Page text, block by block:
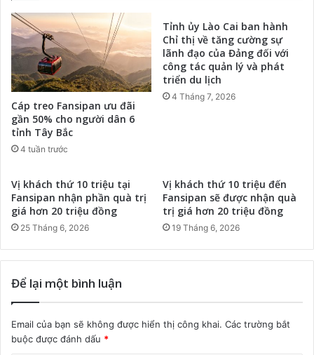
Cáp treo Fansipan ưu đãi
gần 50% cho người dân 6
tỉnh Tây Bắc
4 tuần trước
Tỉnh ủy Lào Cai ban hành
Chỉ thị về tăng cường sự
lãnh đạo của Đảng đối với
công tác quản lý và phát
triển du lịch
4 Tháng 7, 2026
Vị khách thứ 10 triệu tại
Fansipan nhận phần quà trị
giá hơn 20 triệu đồng
25 Tháng 6, 2026
Vị khách thứ 10 triệu đến
Fansipan sẽ được nhận quà
trị giá hơn 20 triệu đồng
19 Tháng 6, 2026
Để lại một bình luận
Email của bạn sẽ không được hiển thị công khai. Các trường bắt
buộc được đánh dấu *